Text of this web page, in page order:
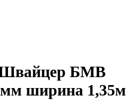
Швайцер БМВ
ширина 1,35м